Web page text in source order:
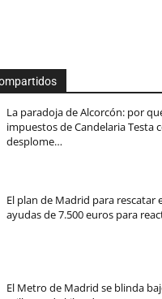
La paradoja de Alcorcón: por
impuestos de Candelaria Testa
desplome…
El plan de Madrid para rescatar
ayudas de 7.500 euros para
El Metro de Madrid se blinda